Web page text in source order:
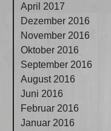
April 2017
Dezember 2016
November 2016
Oktober 2016
September 2016
August 2016
Juni 2016
Februar 2016
Januar 2016